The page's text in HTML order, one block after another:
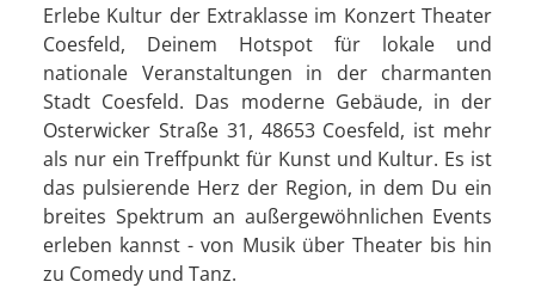
Erlebe Kultur der Extraklasse im Konzert Theater
Coesfeld, Deinem Hotspot für lokale und
nationale Veranstaltungen in der charmanten
Stadt Coesfeld. Das moderne Gebäude, in der
Osterwicker Straße 31, 48653 Coesfeld, ist mehr
als nur ein Treffpunkt für Kunst und Kultur. Es ist
das pulsierende Herz der Region, in dem Du ein
breites Spektrum an außergewöhnlichen Events
erleben kannst - von Musik über Theater bis hin
zu Comedy und Tanz.